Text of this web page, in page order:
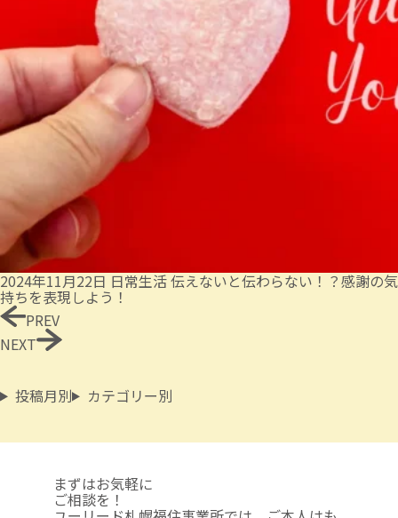
2024年11月22日 日常生活伝えないと伝わらない！？感謝の気
持ちを表現しよう！
PREV
NEXT
投稿月別 カテゴリー別
まずはお気軽に
ご相談を！